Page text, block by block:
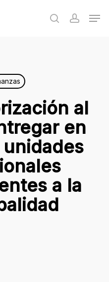
search
al
en
a la